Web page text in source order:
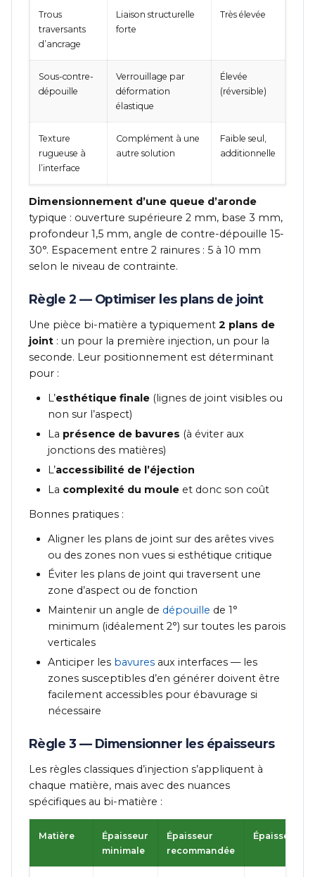
Trous
traversants
d’ancrage
Liaison structurelle
forte
Très élevée
Sous-contre-
dépouille
Verrouillage par
déformation
élastique
Élevée
(réversible)
Texture
rugueuse à
l’interface
Complément à une
autre solution
Faible seul,
additionnelle
Dimensionnement d’une queue d’aronde
typique : ouverture supérieure 2 mm, base 3 mm,
profondeur 1,5 mm, angle de contre-dépouille 15-
30°. Espacement entre 2 rainures : 5 à 10 mm
selon le niveau de contrainte.
Règle 2 — Optimiser les plans de joint
Une pièce bi-matière a typiquement 2 plans de
joint : un pour la première injection, un pour la
seconde. Leur positionnement est déterminant
pour :
L’esthétique finale (lignes de joint visibles ou
non sur l’aspect)
La présence de bavures (à éviter aux
jonctions des matières)
L’accessibilité de l’éjection
La complexité du moule et donc son coût
Bonnes pratiques :
Aligner les plans de joint sur des arêtes vives
ou des zones non vues si esthétique critique
Éviter les plans de joint qui traversent une
zone d’aspect ou de fonction
Maintenir un angle de dépouille de 1°
minimum (idéalement 2°) sur toutes les parois
verticales
Anticiper les bavures aux interfaces — les
zones susceptibles d’en générer doivent être
facilement accessibles pour ébavurage si
nécessaire
Règle 3 — Dimensionner les épaisseurs
Les règles classiques d’injection s’appliquent à
chaque matière, mais avec des nuances
spécifiques au bi-matière :
Matière
Épaisseur
minimale
Épaisseur
recommandée
Épaisseur